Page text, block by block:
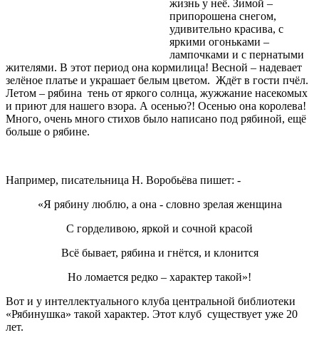
жизнь у неё. Зимой –
припорошена снегом,
удивительно красива, с
яркими огоньками –
лампочками и с пернатыми
жителями. В этот период она кормилица! Весной – надевает
зелёное платье и украшает белым цветом. Ждёт в гости пчёл.
Летом – рябина тень от яркого солнца, жужжание насекомых
и приют для нашего взора. А осенью?! Осенью она королева!
Много, очень много стихов было написано под рябиной, ещё
больше о рябине.
Например, писательница Н. Воробьёва пишет: -
«Я рябину люблю, а она - словно зрелая женщина
С горделивою, яркой и сочной красой
Всё бывает, рябина и гнётся, и клонится
Но ломается редко – характер такой»!
Вот и у интеллектуального клуба центральной библиотеки
«Рябинушка» такой характер. Этот клуб существует уже 20
лет.